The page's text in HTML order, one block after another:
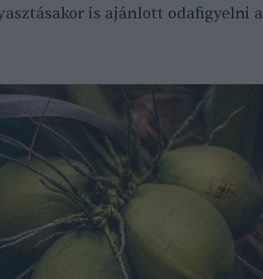
is ajánlott odafigyelni a